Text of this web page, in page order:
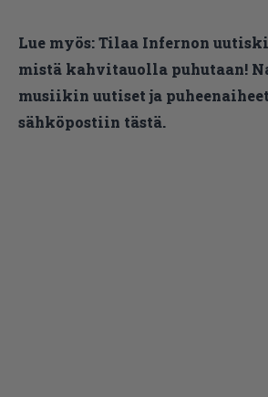
Lue myös:Tilaa Infernon
mistä kahvitauolla puhutaan!
musiikin uutiset ja
sähköpostiin tästä.